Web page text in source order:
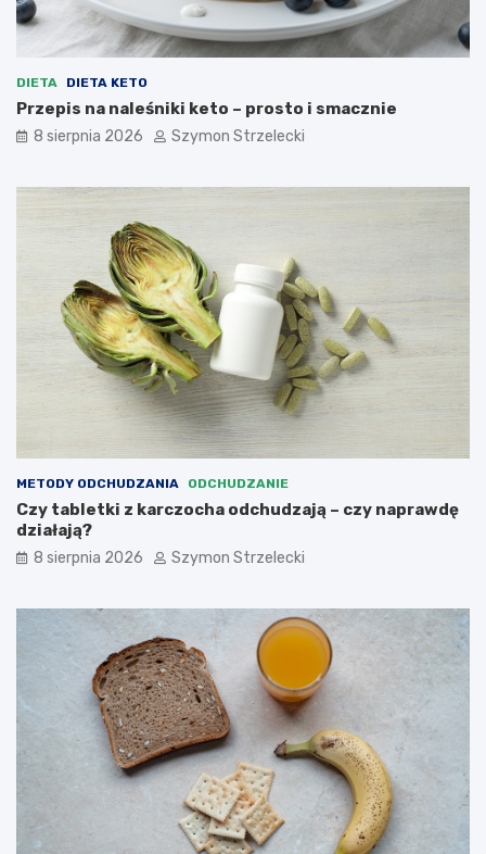
DIETA DIETA KETO
Przepis na naleśniki keto – prosto i smacznie
8 sierpnia 2026 Szymon Strzelecki
METODY ODCHUDZANIA ODCHUDZANIE
Czy tabletki z karczocha odchudzają – czy naprawdę
działają?
8 sierpnia 2026 Szymon Strzelecki